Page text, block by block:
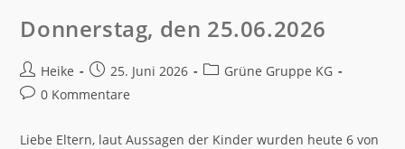
Donnerstag, den 25.06.2026
Heike 25. Juni 2026
Grüne Gruppe KG
0 Kommentare
Liebe Eltern, laut Aussagen der Kinder wurden heute 6 von